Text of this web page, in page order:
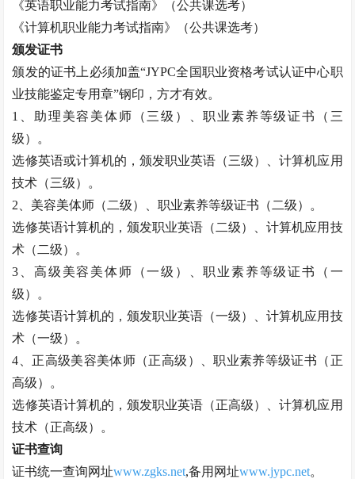
《英语职业能力考试指南》（公共课选考）
《计算机职业能力考试指南》（公共课选考）
颁发证书
颁发的证书上必须加盖“JYPC全国职业资格考试认证中心职
业技能鉴定专用章”钢印，方才有效。
1、助理 美容美体师 （三级）、职业素养等级证书（三
级）。
选修英语或计算机的，颁发职业英语（三级）、计算机应用
技术（三级）。
2、 美容美体师 （二级）、职业素养等级证书（二级）。
选修英语计算机的，颁发职业英语（二级）、计算机应用技
术（二级）。
3、高级 美容美体师 （一级）、职业素养等级证书（一
级）。
选修英语计算机的，颁发职业英语（一级）、计算机应用技
术（一级）。
4、正高级美容美体师 （正高级）、职业素养等级证书（正
高级）。
选修英语计算机的，颁发职业英语（正高级）、计算机应用
技术（正高级）。
证书查询
证书统一查询网址www.zgks.net,备用网址www.jypc.net。